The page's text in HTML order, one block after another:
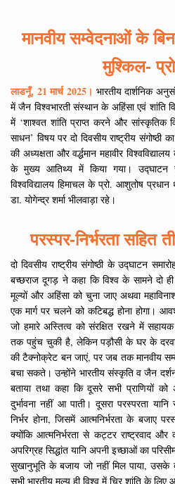
मानवीय सम्वेदनाओं के
मुश्किल-
लाडनूँ, 21 मार्च 2025। भारतीय दार्शनिक
में जैन विश्वभारती संस्थान के अहिंसा एवं शांति
में ‘शाश्वत शांति प्राप्त करने और सांस्कृतिक
साधन’ विषय पर दो दिवसीय राष्ट्रीय
की अध्यक्षता और वर्द्धमान महावीर
के मुख्य आतिथ्य में किया गया। उद्घाटन
विश्वविद्यालय हिमाचल के प्रो. आशुतोष
डा. योगेन्द्र शर्मा भीलवाड़ा रहे।
परस्पर-निर्भरता सहित
दो दिवसीय राष्ट्रीय संगोष्ठी के उद्घाटन
बच्छराज दूगड़ ने कहा कि विश्व के सामने दो ही
मूल्यों और अहिंसा को चुना जाए अथवा
एक मार्ग पर चलने को कटिबद्ध होना होगा।
जो हमारे अस्तित्व को संरक्षित रखने में
तक पहुंच चुकी है, लेकिन पड़ौसी के घर के
की टैक्नोक्रेट बन जाएं, पर जब तक मानवीय
बचा सकते। उन्होंने भारतीय संस्कृति व जैन
बताया तथा कहा कि दूसरे सभी प्राणियों
दुर्भावना नहीं आ पाती। दूसरा परस्परता
निर्भर होना, जिसमें आत्मनिर्भरता के बजाए
क्योंकि आत्मनिर्भरता से कट्टर राष्ट्रवाद
अपरिग्रह सिद्धांत यानि अपनी इच्छाओं का
सुखानुभूति के बजाय जो नहीं मिल पाया,
सभी भारतीय मूल्य ही विश्व में चिर शांति के